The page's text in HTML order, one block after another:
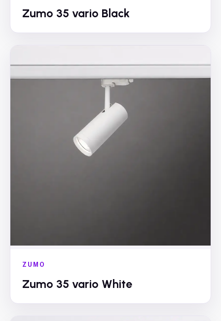
Zumo 35 vario Black
ZUMO
Zumo 35 vario White